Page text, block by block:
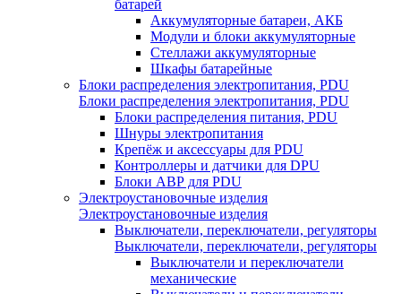
батарей
Аккумуляторные батареи, АКБ
Модули и блоки аккумуляторные
Стеллажи аккумуляторные
Шкафы батарейные
Блоки распределения электропитания, PDU
Блоки распределения электропитания, PDU
Блоки распределения питания, PDU
Шнуры электропитания
Крепёж и аксессуары для PDU
Контроллеры и датчики для DPU
Блоки АВР для PDU
Электроустановочные изделия
Электроустановочные изделия
Выключатели, переключатели, регуляторы
Выключатели, переключатели, регуляторы
Выключатели и переключатели
механические